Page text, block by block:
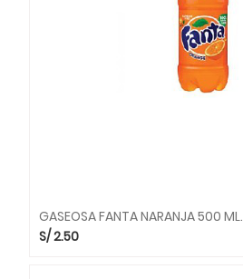
GASEOSA FANTA NARANJA 500 ML.
S/2.50